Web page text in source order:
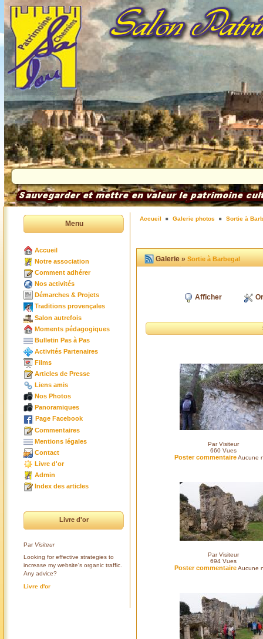
Menu
Accueil
Notre association
Comment adhérer
Nos activités
Démarches & Projets
Traditions provençales
Salon autrefois
Moments pédagogiques
Bulletin Pas à Pas
Activités Partenaires
Films
Articles de Presse
Liens amis
Nos Photos
Panoramiques
Page Facebook
Commentaires
Mentions légales
Contact
Livre d'or
Admin
Index des articles
Livre d'or
Par Visiteur
Looking for effective strategies to
increase my website's organic traffic.
Any advice?
Livre d'or
Accueil Galerie photos Sortie à
Galerie »Sortie à Barbegal
Afficher
Par Visiteur
660 Vues
Poster commentaireAucune
Par Visiteur
694 Vues
Poster commentaireAucune